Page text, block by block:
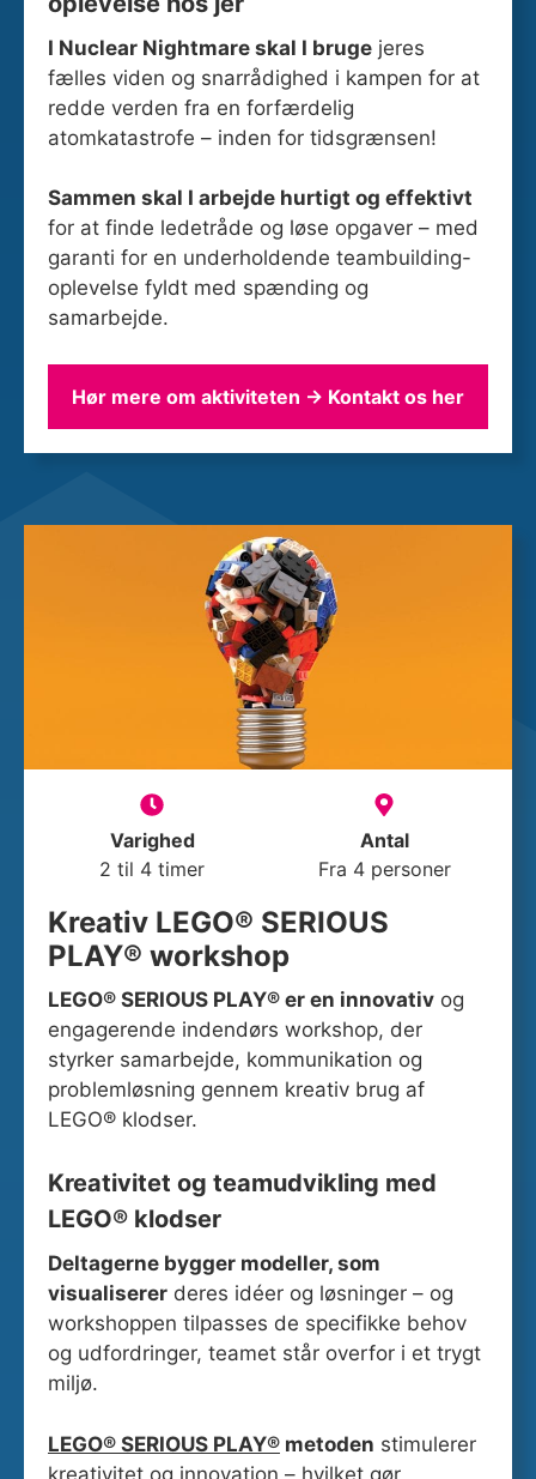
I Nuclear Nightmare skal I bruge jeres
fælles viden og snarrådighed i kampen for at
redde verden fra en forfærdelig
atomkatastrofe – inden for tidsgrænsen!
Sammen skal I arbejde hurtigt og effektivt
for at finde ledetråde og løse opgaver – med
garanti for en underholdende teambuilding-
oplevelse fyldt med spænding og
samarbejde.
Hør mere om aktiviteten → Kontakt os her
Varighed
2 til 4 timer
Antal
Fra 4 personer
Kreativ LEGO® SERIOUS
PLAY® workshop
LEGO® SERIOUS PLAY® er en innovativ og
engagerende indendørs workshop, der
styrker samarbejde, kommunikation og
problemløsning gennem kreativ brug af
LEGO® klodser.
Kreativitet og teamudvikling med
LEGO® klodser
Deltagerne bygger modeller, som
visualiserer deres idéer og løsninger – og
workshoppen tilpasses de specifikke behov
og udfordringer, teamet står overfor i et trygt
miljø.
LEGO® SERIOUS PLAY® metoden stimulerer
kreativitet og innovation – hvilket gør